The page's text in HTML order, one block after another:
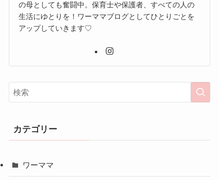
の母としても奮闘中。保育士や保護者、すべての人の
生活にゆとりを！ワーママブログとしてひとりごとを
アップしていきます♡
カテゴリー
ワーママ